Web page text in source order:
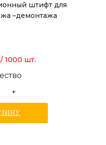
штифт для
–демонтажа
/ 1000 шт.
+